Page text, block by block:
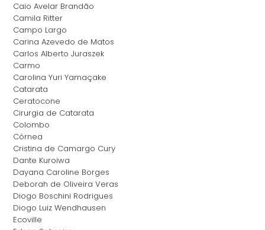
Caio Avelar Brandão
Camila Ritter
Campo Largo
Carina Azevedo de Matos
Carlos Alberto Juraszek
Carmo
Carolina Yuri Yamaçake
Catarata
Ceratocone
Cirurgia de Catarata
Colombo
Córnea
Cristina de Camargo Cury
Dante Kuroiwa
Dayana Caroline Borges
Deborah de Oliveira Veras
Diogo Boschini Rodrigues
Diogo Luiz Wendhausen
Ecoville